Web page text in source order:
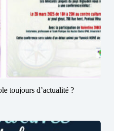
toujours d’actualité ?